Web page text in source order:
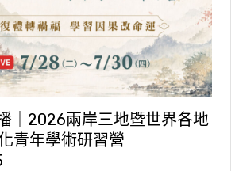
｜2026兩岸三地暨世界各地
青年學術研習營